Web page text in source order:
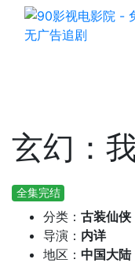
玄幻：
全集完结
分类： 古装仙侠
导演： 内详
地区： 中国大陆